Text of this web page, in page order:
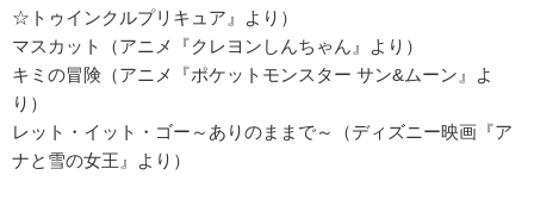
☆トゥインクルプリキュア』より）
マスカット（アニメ『クレヨンしんちゃん』より）
キミの冒険（アニメ『ポケットモンスター サン&ムーン』よ
り）
レット・イット・ゴー～ありのままで～（ディズニー映画『ア
ナと雪の女王』より）